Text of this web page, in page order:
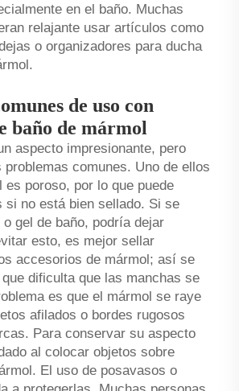
en el baño. Muchas
relajante usar artículos como
o organizadores para ducha
de uso con
baño de mármol
aspecto impresionante, pero
problemas comunes. Uno de ellos
es poroso, por lo que puede
si no está bien sellado. Si se
gel de baño, podría dejar
esto, es mejor sellar
accesorios de mármol; así se
dificulta que las manchas se
es que el mármol se raye
afilados o bordes rugosos
Para conservar su aspecto
al colocar objetos sobre
El uso de posavasos o